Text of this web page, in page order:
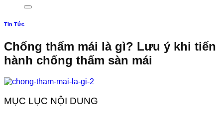
Tin Tức
Chống thấm mái là gì? Lưu ý khi tiến
hành chống thấm sàn mái
MỤC LỤC NỘI DUNG